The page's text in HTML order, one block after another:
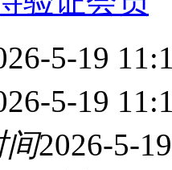
5-19
5-19
间2026-5-